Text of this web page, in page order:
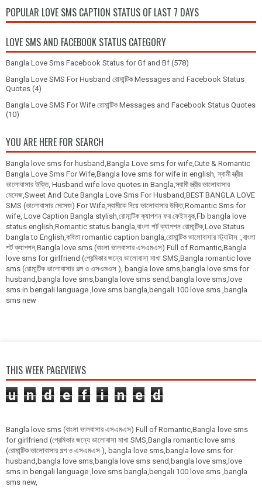
POPULAR LOVE SMS CAPTION STATUS OF LAST 7 DAYS
LOVE SMS AND FACEBOOK STATUS CATEGORY
Bangla Love Sms Facebook Status for Gf and Bf (578)
Bangla Love SMS For Husband রোমান্টিক Messages and Facebook Status
Quotes (4)
Bangla Love SMS For Wife রোমান্টিক Messages and Facebook Status Quotes
(10)
YOU ARE HERE FOR SEARCH
Bangla love sms for husband,Bangla Love sms for wife,Cute & Romantic
Bangla Love Sms For Wife,Bangla love sms for wife in english, স্বামী স্ত্রীর
ভালোবাসার উক্তি, Husband wife love quotes in Bangla,স্বামী স্ত্রীর ভালোবাসার
মেসেজ,Sweet And Cute Bangla Love Sms For Husband,BEST BANGLA LOVE
SMS (ভালোবাসার মেসেজ) For Wife,স্বামীকে নিয়ে ভালোবাসার উক্তি,Romantic Sms for
wife, Love Caption Bangla stylish,রোমান্টিক ক্যাপশন ফর ফেইসবুক,Fb bangla love
status english,Romantic status bangla,বাংলা শর্ট ক্যাপশন রোমান্টিক,Love Status
bangla to English,কবিতা romantic caption bangla,রোমান্টিক ভালোবাসার স্ট্যাটাস :,বাংলা
শর্ট ক্যাপশন,Bangla love sms (বাংলা ভালবাসার এসএমএস) Full of Romantic,Bangla
love sms for girlfriend (প্রেমিকার জন্যে ভালোবাসা মাখা SMS,Bangla romantic love
sms (রোমান্টিক ভালোবাসার গল্প ও এসএমএস ), bangla love sms,bangla love sms for
husband,bangla love sms,bangla love sms send,bangla love sms,love
sms in bengali language ,love sms bangla,bengali 100 love sms ,bangla
sms new
THIS WEEK PAGEVIEWS
u n d e f i n e d
Bangla love sms (বাংলা ভালবাসার এসএমএস) Full of Romantic,Bangla love sms
for girlfriend (প্রেমিকার জন্যে ভালোবাসা মাখা SMS,Bangla romantic love sms
(রোমান্টিক ভালোবাসার গল্প ও এসএমএস ), bangla love sms,bangla love sms for
husband,bangla love sms,bangla love sms send,bangla love sms,love
sms in bengali language ,love sms bangla,bengali 100 love sms ,bangla
sms new,